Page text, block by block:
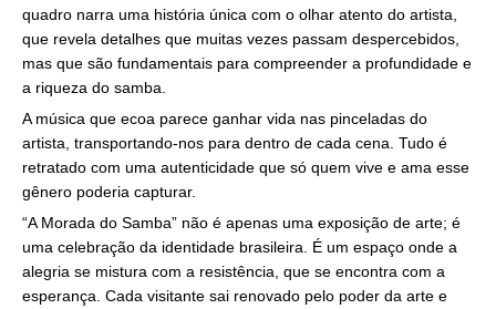
quadro narra uma história única com o olhar atento do artista,
que revela detalhes que muitas vezes passam despercebidos,
mas que são fundamentais para compreender a profundidade e
a riqueza do samba.
A música que ecoa parece ganhar vida nas pinceladas do
artista, transportando-nos para dentro de cada cena. Tudo é
retratado com uma autenticidade que só quem vive e ama esse
gênero poderia capturar.
“A Morada do Samba” não é apenas uma exposição de arte; é
uma celebração da identidade brasileira. É um espaço onde a
alegria se mistura com a resistência, que se encontra com a
esperança. Cada visitante sai renovado pelo poder da arte e